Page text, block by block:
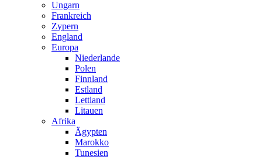
Ungarn
Frankreich
Zypern
England
Europa
Niederlande
Polen
Finnland
Estland
Lettland
Litauen
Afrika
Ägypten
Marokko
Tunesien